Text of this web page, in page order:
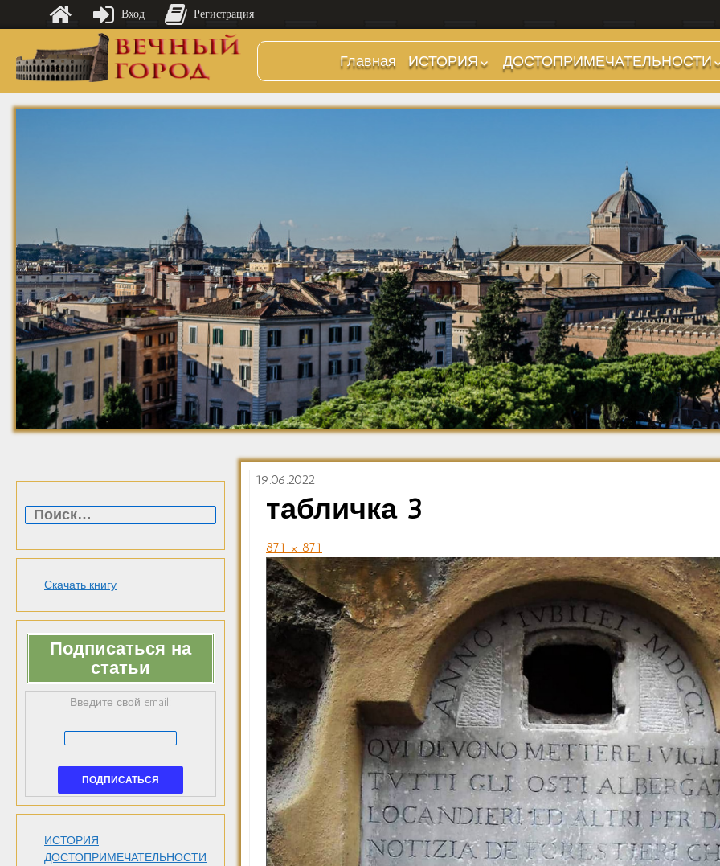
Главная
ИСТОРИЯ
Предыстория
Царский период
Империя. Принципат
(27 г до н.э. — 284 г
н.э.)
Империя. Доминат
(284-476 гг)
Темные Века. Готы
Темные Века.
Экзархат
Средневековье
Возрождение и
Барокко
ДОСТОПРИМЕЧАТЕЛЬНОСТИ
Холмы и остров.
Районы
Стадионы, Термы
Дохристианские
храмы
Христианские храмы,
базилики etc.
Дворцы
Арки, колонны и
обелиски
Фонтаны
Скачать книгу
Подписаться на
статьи
Введите свой email:
ИСТОРИЯ
ДОСТОПРИМЕЧАТЕЛЬНОСТИ
19.06.2022
табличка 3
871 × 871
Вход Регистрация